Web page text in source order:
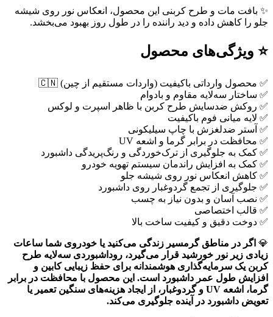
✨ بافت مات و طرح کربنی این محصول، انعکاس نور روی شیشه
جلو را کاهش داده و دید راننده را در طول روز بهبود می‌بخشد.
⭐ ویژگی‌های محصول
✅ محصول وارداتی باکیفیت (واردات مستقیم از چین) 🇨🇳
✅ ساختار سه‌لایه مقاوم و بادوام
✅ روکش ضدسایش طرح کربن با ظاهر اسپرت و لوکس
✅ لایه میانی فوم باکیفیت
✅ آستر ضدلغزش با چاپ سیلیکونی
✅ محافظت در برابر گرما و اشعه UV
✅ کمک به جلوگیری از ترک‌خوردگی و رنگ‌پریدگی داشبورد
✅ کمک به افزایش راندمان سیستم تهویه خودرو
✅ کاهش انعکاس نور روی شیشه جلو
✅ جلوگیری از تجمع گردوغبار روی داشبورد
✅ نصب آسان و بدون نیاز به چسب
✅ قالب اختصاصی
✅ دوخت دقیق و کیفیت ساخت بالا
💎 اگر در مناطق گرمسیر زندگی می‌کنید یا خودروی شما ساعات
زیادی زیر نور خورشید قرار می‌گیرد، روداشبوردی سه‌لایه طرح
کربن یک سرمایه‌گذاری هوشمندانه برای حفظ زیبایی کابین و
افزایش طول عمر داشبورد است. این محصول با محافظت در برابر
گرما، اشعه UV و گردوغبار، از ایجاد هزینه‌های سنگین تعمیر یا
تعویض داشبورد در آینده جلوگیری می‌کند.